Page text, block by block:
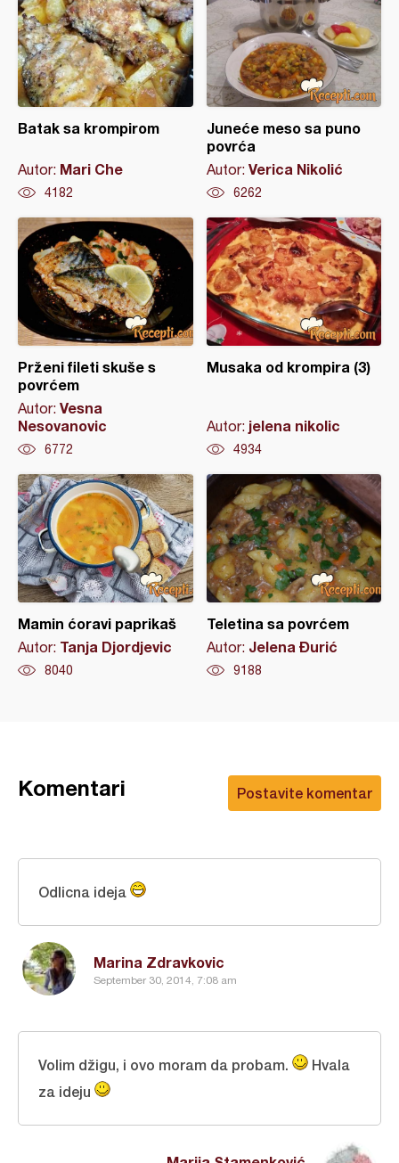
Batak sa krompirom
Autor: Mari Che
4182
Juneće meso sa puno
povrća
Autor: Verica Nikolić
6262
Prženi fileti skuše s
povrćem
Autor: Vesna
Nesovanovic
6772
Musaka od krompira (3)
Autor: jelena nikolic
4934
Mamin ćoravi paprikaš
Autor: Tanja Djordjevic
8040
Teletina sa povrćem
Autor: Jelena Đurić
9188
Postavite komentar
Komentari
Marina Zdravkovic
September 30, 2014, 7:08 am
Odlicna ideja
Volim džigu, i ovo moram da probam.
Hvala
za ideju